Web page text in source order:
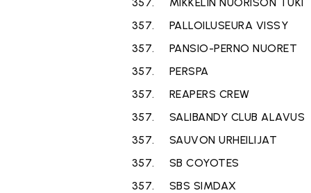
357.
PALLOILUSEURA VISSY
357.
PANSIO-PERNO NUORET
357.
PERSPA
357.
REAPERS CREW
357.
SALIBANDY CLUB ALAVUS
357.
SAUVON URHEILIJAT
357.
SB COYOTES
357.
SBS SIMDAX